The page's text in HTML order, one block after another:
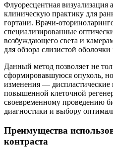
Флуоресцентная визуализация
клиническую практику для
гортани. Врачи-
специализированные
возбуждающего света и
для обзора слизистой
Данный метод позволяет не
сформировавшуюся опухоль,
изменения — диспластические
повышенной клеточной
своевременному проведению
диагностики и выбору
Преимущества
контраста